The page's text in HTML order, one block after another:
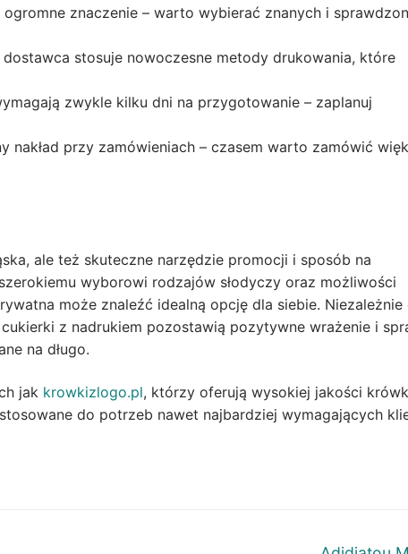
ogromne znaczenie – warto wybierać znanych i
stosuje nowoczesne metody drukowania, które
zwykle kilku dni na przygotowanie – zaplanuj
nakład przy zamówieniach – czasem warto zamówić
ale też skuteczne narzędzie promocji i sposób na
wyborowi rodzajów słodyczy oraz możliwości
może znaleźć idealną opcję dla siebie. Niezależnie
z nadrukiem pozostawią pozytywne wrażenie i
na długo.
jak krowkizlogo.pl, którzy oferują wysokiej jakości
do potrzeb nawet najbardziej wymagających
Next